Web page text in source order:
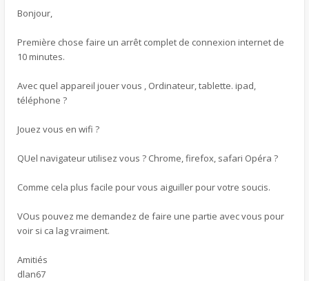
Bonjour,
Première chose faire un arrêt complet de connexion internet de
10 minutes.
Avec quel appareil jouer vous , Ordinateur, tablette. ipad,
téléphone ?
Jouez vous en wifi ?
QUel navigateur utilisez vous ? Chrome, firefox, safari Opéra ?
Comme cela plus facile pour vous aiguiller pour votre soucis.
VOus pouvez me demandez de faire une partie avec vous pour
voir si ca lag vraiment.
Amitiés
dlan67